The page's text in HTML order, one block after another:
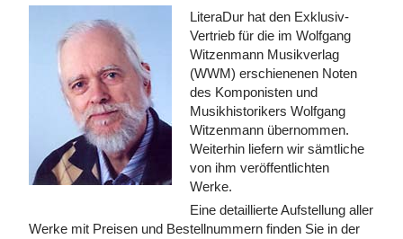
LiteraDur hat den Exklusiv-
Vertrieb für die im Wolfgang
Witzenmann Musikverlag
(WWM) erschienenen Noten
des Komponisten und
Musikhistorikers Wolfgang
Witzenmann übernommen.
Weiterhin liefern wir sämtliche
von ihm veröffentlichten
Werke.
Eine detaillierte Aufstellung aller
Werke mit Preisen und Bestellnummern finden Sie in der